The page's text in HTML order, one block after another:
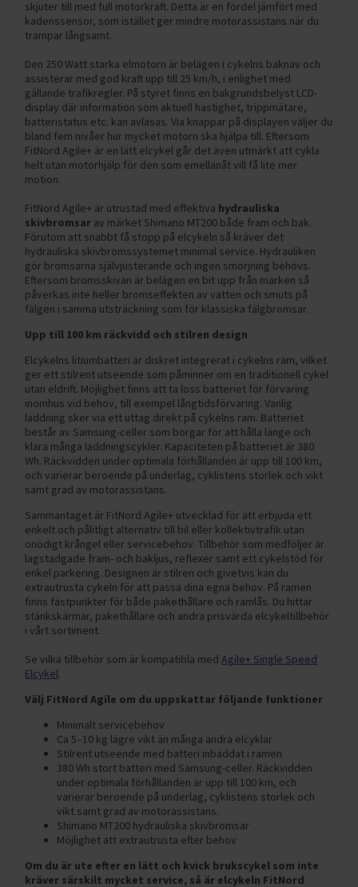
skjuter till med full motorkraft. Detta är en fördel jämfört med
kadenssensor, som istället ger mindre motorassistans när du
trampar långsamt.
Den 250 Watt starka elmotorn är belägen i cykelns baknav och
assisterar med god kraft upp till 25 km/h, i enlighet med
gällande trafikregler. På styret finns en bakgrundsbelyst LCD-
display där information som aktuell hastighet, trippmätare,
batteristatus etc. kan avläsas. Via knappar på displayen väljer du
bland fem nivåer hur mycket motorn ska hjälpa till. Eftersom
FitNord Agile+ är en lätt elcykel går det även utmärkt att cykla
helt utan motorhjälp för den som emellanåt vill få lite mer
motion.
FitNord Agile+ är utrustad med effektiva hydrauliska
skivbromsar av märket Shimano MT200 både fram och bak.
Förutom att snabbt få stopp på elcykeln så kräver det
hydrauliska skivbromssystemet minimal service. Hydrauliken
gör bromsarna självjusterande och ingen smörjning behövs.
Eftersom bromsskivan är belägen en bit upp från marken så
påverkas inte heller bromseffekten av vatten och smuts på
fälgen i samma utsträckning som för klassiska fälgbromsar.
Upp till 100 km räckvidd och stilren design
Elcykelns litiumbatteri är diskret integrerat i cykelns ram, vilket
ger ett stilrent utseende som påminner om en traditionell cykel
utan eldrift. Möjlighet finns att ta loss batteriet för förvaring
inomhus vid behov, till exempel långtidsförvaring. Vanlig
laddning sker via ett uttag direkt på cykelns ram. Batteriet
består av Samsung-celler som borgar för att hålla länge och
klara många laddningscykler. Kapaciteten på batteriet är 380
Wh. Räckvidden under optimala förhållanden är upp till 100 km,
och varierar beroende på underlag, cyklistens storlek och vikt
samt grad av motorassistans.
Sammantaget är FitNord Agile+ utvecklad för att erbjuda ett
enkelt och pålitligt alternativ till bil eller kollektivtrafik utan
onödigt krångel eller servicebehov. Tillbehör som medföljer är
lagstadgade fram- och bakljus, reflexer samt ett cykelstöd för
enkel parkering. Designen är stilren och givetvis kan du
extrautrusta cykeln för att passa dina egna behov. På ramen
finns fästpunkter för både pakethållare och ramlås. Du hittar
stänkskärmar, pakethållare och andra prisvärda elcykeltillbehör
i vårt sortiment.
Se vilka tillbehör som är kompatibla medAgile+ Single Speed
Elcykel.
Välj FitNord Agile om du uppskattar följande funktioner
Minimalt servicebehov
Ca 5–10 kg lägre vikt än många andra elcyklar
Stilrent utseende med batteri inbäddat i ramen
380 Wh stort batteri med Samsung-celler. Räckvidden
under optimala förhållanden är upp till 100 km, och
varierar beroende på underlag, cyklistens storlek och
vikt samt grad av motorassistans.
Shimano MT200 hydrauliska skivbromsar
Möjlighet att extrautrusta efter behov
Om du är ute efter en lätt och kvick brukscykel som inte
kräver särskilt mycket service, så är elcykeln FitNord